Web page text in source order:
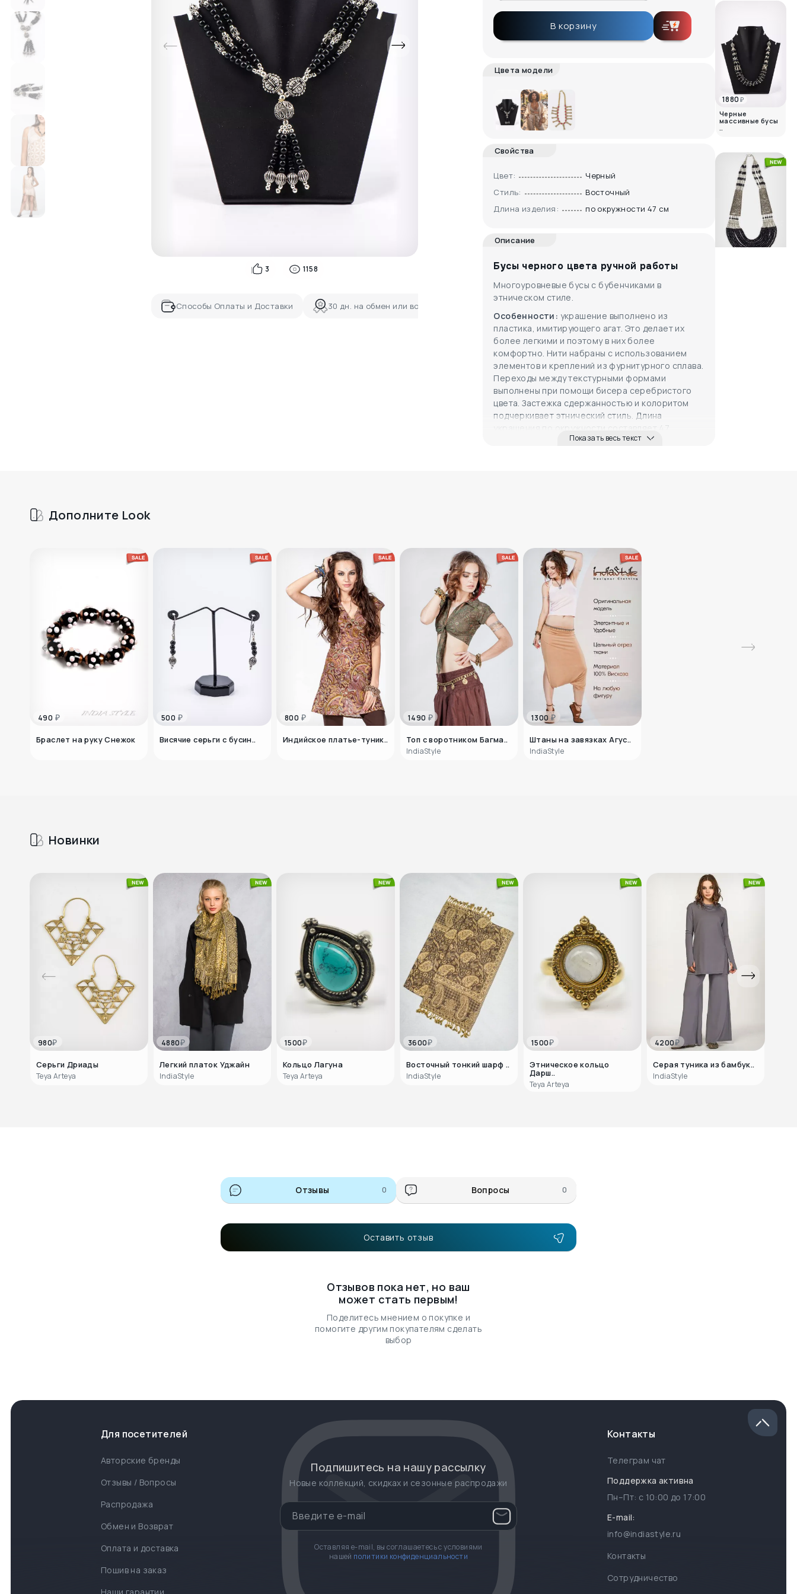
3 1158
Способы Оплаты и Доставки 30 дн. на обмен или возврат
В корзину
Цвета модели
Свойства
Цвет:
Черный
Стиль:
Восточный
Длина изделия:
по окружности 47 см
Описание
Бусы черного цвета ручной работы
Многоуровневые бусы с бубенчиками в
этническом стиле.
Особенности: украшение выполнено из
пластика, имитирующего агат. Это делает их
более легкими и поэтому в них более
комфортно. Нити набраны с использованием
элементов и креплений из фурнитурного сплава.
Переходы между текстурными формами
выполнены при помощи бисера серебристого
цвета. Застежка сдержанностью и колоритом
подчеркивает этнический стиль. Длина
украшения по окружности составляет 47
мышления. Строгие линии узора на стальных
фактурных частях, акцентируют внимание на
размеренности, определенном порядке,
рассказывают о красоте своевременности.
Показать весь текст
1880 ₽
Черные
массивные бусы
..
3220
Колье со
спиралями Дир..
IndiaStyle
Дополните Look
490 ₽
Браслет на руку Снежок
500 ₽
Висячие серьги с бусин..
800 ₽
Индийское платье-туник..
1490 ₽
Топ с воротником Багма..
IndiaStyle
1300₽
Штаны на завязках Агус..
IndiaStyle
Новинки
980₽
Серьги Дриады
Teya Arteya
4880₽
Легкий платок Уджайн
IndiaStyle
1500₽
Кольцо Лагуна
Teya Arteya
3600₽
Восточный тонкий шарф ..
IndiaStyle
1500₽
Этническое кольцо
Дарш..
Teya Arteya
4200₽
Серая туника из бамбук..
IndiaStyle
Отзывы 0 Вопросы 0
Оставить отзыв
Отзывов пока нет, но ваш
может стать первым!
Поделитесь мнением о покупке и
помогите другим покупателям сделать
выбор
Для посетителей
Авторские бренды
Отзывы / Вопросы
Распродажа
Обмен и Возврат
Оплата и доставка
Пошив на заказ
Подпишитесь на нашу рассылку
Новые коллекций, скидках и сезонные распродажи
Оставляя e-mail, вы соглашаетесь с условиями
нашей политики конфиденциальности
Контакты
Телеграм чат
Поддержка активна
Пн–Пт: с 10:00 до 17:00
E-mail:
info@indiastyle.ru
Контакты
Сотрудничество